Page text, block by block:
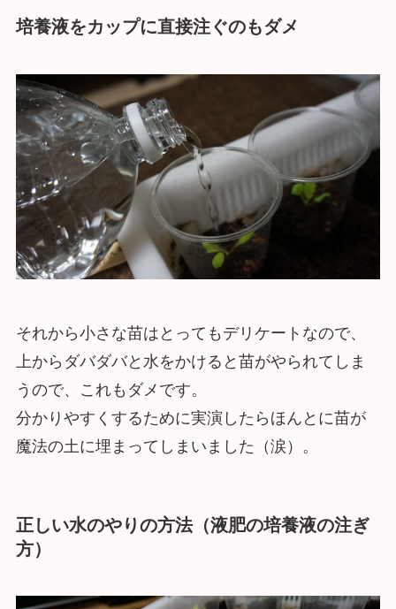
培養液をカップに直接注ぐのもダメ
それから小さな苗はとってもデリケートなので、
上からダバダバと水をかけると苗がやられてしま
うので、これもダメです。
分かりやすくするために実演したらほんとに苗が
魔法の土に埋まってしまいました（涙）。
正しい水のやりの方法（液肥の培養液の注ぎ
方）